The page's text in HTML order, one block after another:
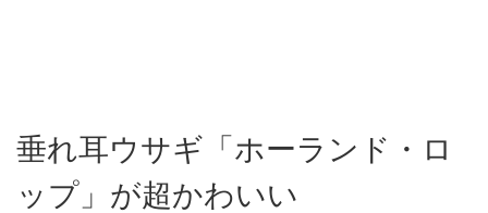
垂れ耳ウサギ「ホーランド・ロ
ップ」が超かわいい